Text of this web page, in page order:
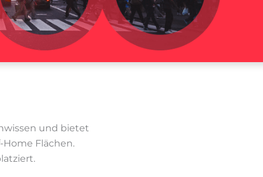
und bietet
Flächen.